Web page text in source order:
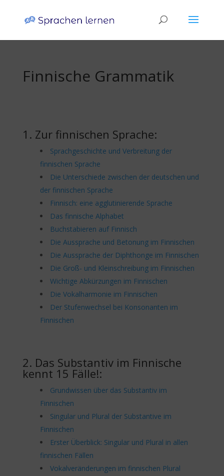
Finnische Grammatik
1. Zur finnischen Sprache:
Sprachgeschichte und Verbreitung der
finnischen Sprache
Die Unterschiede zwischen der deutschen und
der finnischen Sprache
Finnisch: eine agglutinierende Sprache
Das finnische Alphabet
Buchstabieren auf Finnisch
Die Aussprache und Betonung im Finnischen
Die Aussprache der Diphthonge im Finnischen
Die Groß- und Kleinschreibung im Finnischen
Wichtige Abkürzungen im Finnischen
Die Vokalharmonie im Finnischen
Der Stufenwechsel bei Konsonanten im
Finnischen
2. Das Substantiv im Finnische
kennt 15 Fälle!:
Grundwissen über das Substantiv im
Finnischen
Singular und Plural der Substantive im
Finnischen
Erster Überblick: Singular und Plural in allen
finnischen Fällen
Vokalveränderungen im finnischen Plural